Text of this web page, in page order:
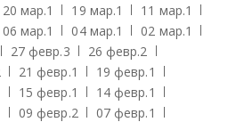
20 мар.1 19 мар.1 11 мар.1
06 мар.1 04 мар.1 02 мар.1
27 февр.3 26 февр.2
21 февр.1 19 февр.1
15 февр.1 14 февр.1
09 февр.2 07 февр.1